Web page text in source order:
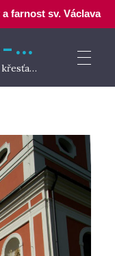
farnost sv. Václava
ŘK farnost Olomouc – Hodolany
Farní kostel Panny Marie Pomocnice křesťanů